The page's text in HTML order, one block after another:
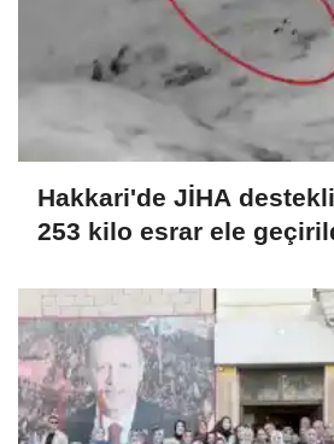
Hakkari'de JİHA
253 kilo esrar ele